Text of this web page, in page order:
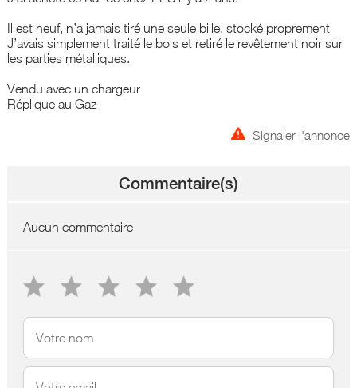
Il est neuf, n’a jamais tiré une seule bille, stocké proprement
J’avais simplement traité le bois et retiré le revêtement noir sur
les parties métalliques.
Vendu avec un chargeur
Réplique au Gaz
Signaler l'annonce
Commentaire(s)
Aucun commentaire